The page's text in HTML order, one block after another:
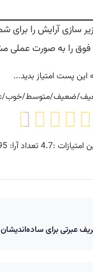
سازی آرایش را برای
را به صورت عملی
این پست امتیاز بدید...
ضعیف/متوسط/خوب/
امتیازات :4.7تعداد آرا:
عبرتی برای ساده‌اندیشان